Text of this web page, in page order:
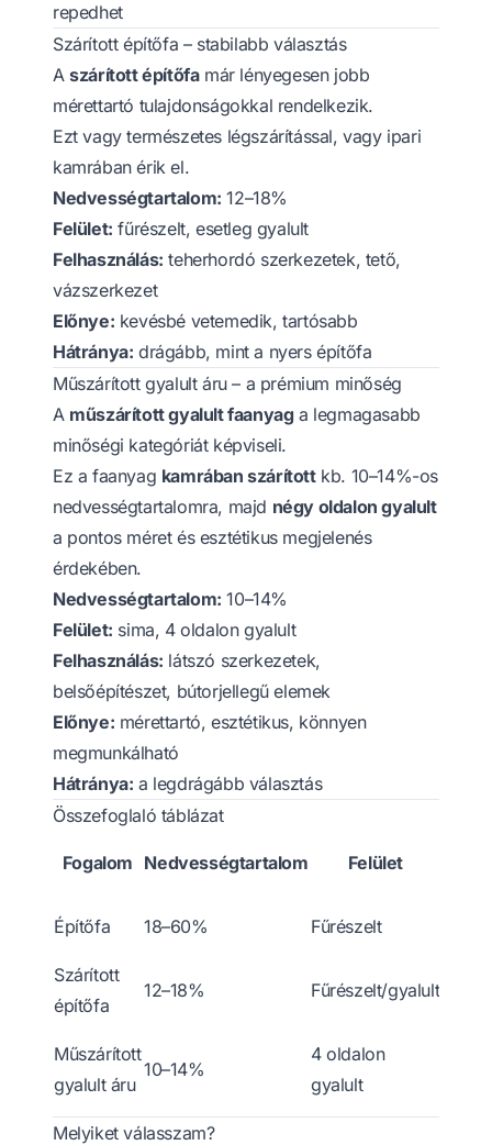
repedhet
Szárított építőfa – stabilabb választás
Aszárított építőfamár lényegesen jobb
mérettartó tulajdonságokkal rendelkezik.
Ezt vagy természetes légszárítással, vagy ipari
kamrában érik el.
Nedvességtartalom: 12–18%
Felület: fűrészelt, esetleg gyalult
Felhasználás: teherhordó szerkezetek, tető,
vázszerkezet
Előnye: kevésbé vetemedik, tartósabb
Hátránya: drágább, mint a nyers építőfa
Műszárított gyalult áru – a prémium minőség
A műszárított gyalult faanyag a legmagasabb
minőségi kategóriát képviseli.
Ez a faanyag kamrában szárítottkb. 10–14%-os
nedvességtartalomra, majd négy oldalon gyalult
a pontos méret és esztétikus megjelenés
érdekében.
Nedvességtartalom: 10–14%
Felület: sima, 4 oldalon gyalult
Felhasználás: látszó szerkezetek,
belsőépítészet, bútorjellegű elemek
Előnye: mérettartó, esztétikus, könnyen
megmunkálható
Hátránya: a legdrágább választás
Összefoglaló táblázat
Fogalom Nedvességtartalom Felület
Építőfa 18–60% Fűrészelt
Szárított
építőfa
12–18% Fűrészelt/gyalult
Műszárított
gyalult áru
10–14%
4 oldalon
gyalult
Melyiket válasszam?